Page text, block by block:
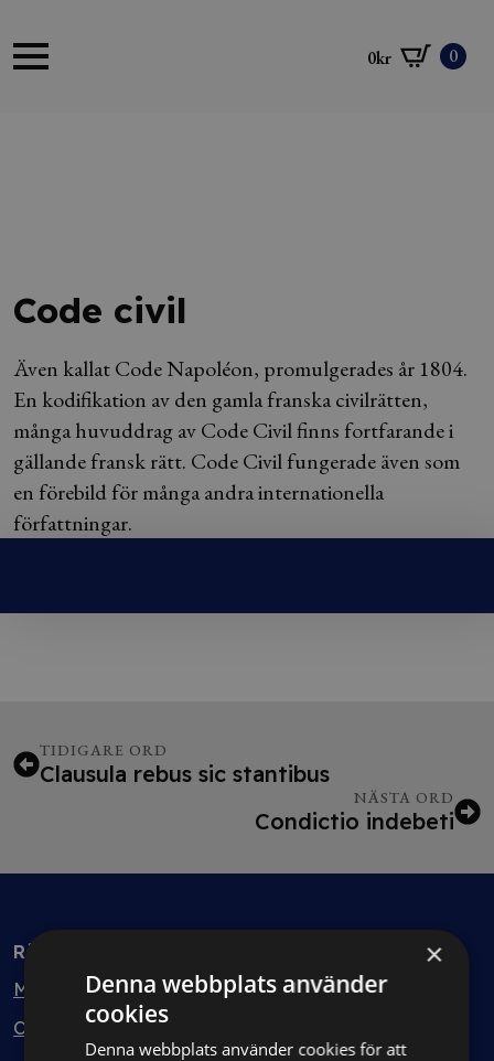
0kr 0
Code civil
Även kallat Code Napoléon, promulgerades år 1804.
En kodifikation av den gamla franska civilrätten,
många huvuddrag av Code Civil finns fortfarande i
gällande fransk rätt. Code Civil fungerade även som
en förebild för många andra internationella
författningar.
TIDIGARE ORD
Clausula rebus sic stantibus
NÄSTA ORD
Condictio indebeti
Rådgivning
Min bolagsjurist
Ombud
×
Denna webbplats använder
cookies
Denna webbplats använder cookies för att